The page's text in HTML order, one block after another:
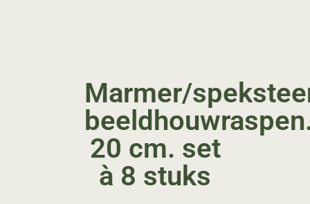
Marmer/
20 cm. set
à 8 stuks